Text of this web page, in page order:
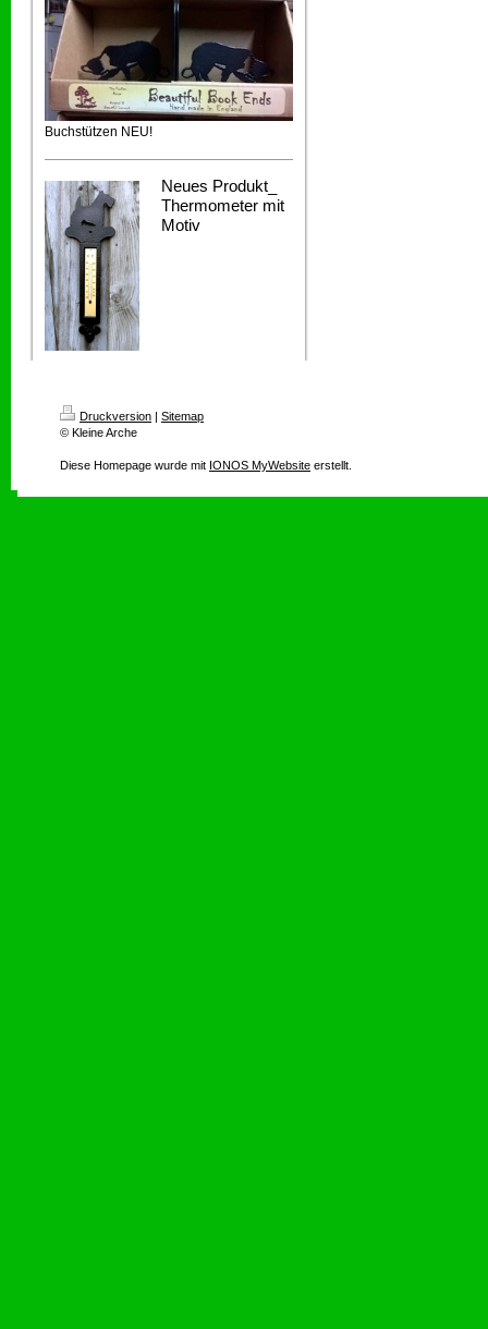
Buchstützen NEU!
Neues Produkt_
Thermometer mit
Motiv
Druckversion | Sitemap
© Kleine Arche
Diese Homepage wurde mit IONOS MyWebsite erstellt.